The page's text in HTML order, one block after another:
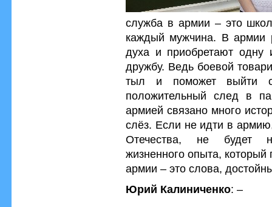
служба в армии – это
каждый мужчина. В армии
духа и приобретают одну
дружбу. Ведь боевой
тыл и поможет выйти
положительный след в
армией связано много
слёз. Если не идти в
Отечества, не будет
жизненного опыта,
армии – это слова,
Юрий Калиниченко: –